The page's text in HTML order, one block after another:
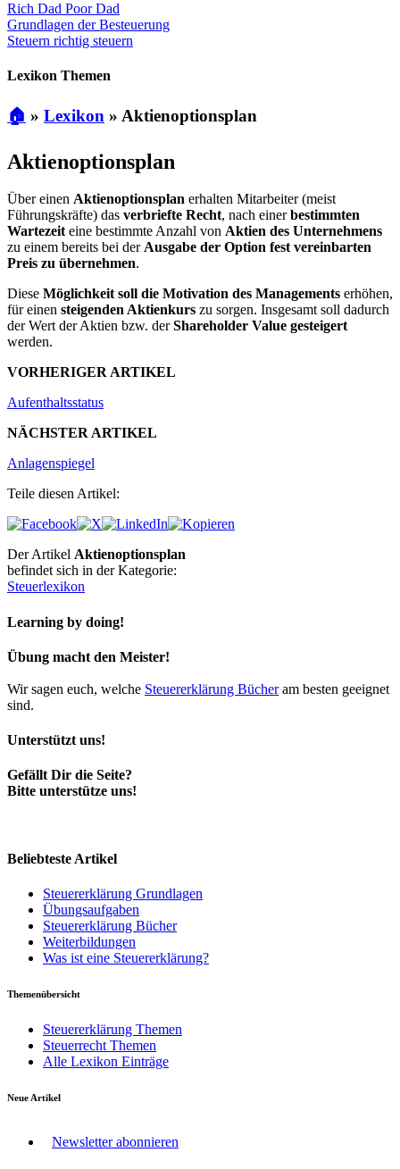
Rich Dad Poor Dad
Grundlagen der Besteuerung
Steuern richtig steuern
Lexikon Themen
🏠 » Lexikon » Aktienoptionsplan
Aktienoptionsplan
Über einen Aktienoptionsplan erhalten Mitarbeiter (meist
Führungskräfte) das verbriefte Recht, nach einerbestimmten
Wartezeiteine bestimmte Anzahl von Aktien des Unternehmens
zu einem bereits bei derAusgabe der Option fest vereinbarten
Preis zu übernehmen.
Diese Möglichkeit soll die Motivation des Managements erhöhen,
für einen steigenden Aktienkurs zu sorgen. Insgesamt soll dadurch
der Wert der Aktien bzw. derShareholder Value gesteigert
werden.
VORHERIGER ARTIKEL
Aufenthaltsstatus
NÄCHSTER ARTIKEL
Anlagenspiegel
Teile diesen Artikel:
Der Artikel Aktienoptionsplan
befindet sich in der Kategorie:
Steuerlexikon
Learning by doing!
Übung macht den Meister!
Wir sagen euch, welche Steuererklärung Bücheram besten geeignet
sind.
Unterstützt uns!
Gefällt Dir die Seite?
Bitte unterstütze uns!
Beliebteste Artikel
Steuererklärung Grundlagen
Übungsaufgaben
Steuererklärung Bücher
Weiterbildungen
Was ist eine Steuererklärung?
Themenübersicht
Steuererklärung Themen
Steuerrecht Themen
Alle Lexikon Einträge
Neue Artikel
Newsletter abonnieren